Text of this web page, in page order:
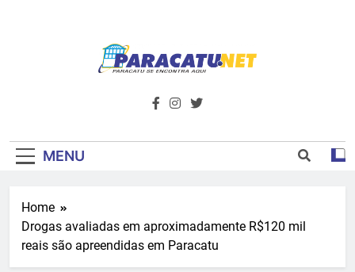
Paracatu.net –
Notícias E
Primeiro Do
Noroeste De
além de tudo sobre esportes e
MENU
Home
Drogas avaliadas em aproximadamente R$120 mil
reais são apreendidas em Paracatu